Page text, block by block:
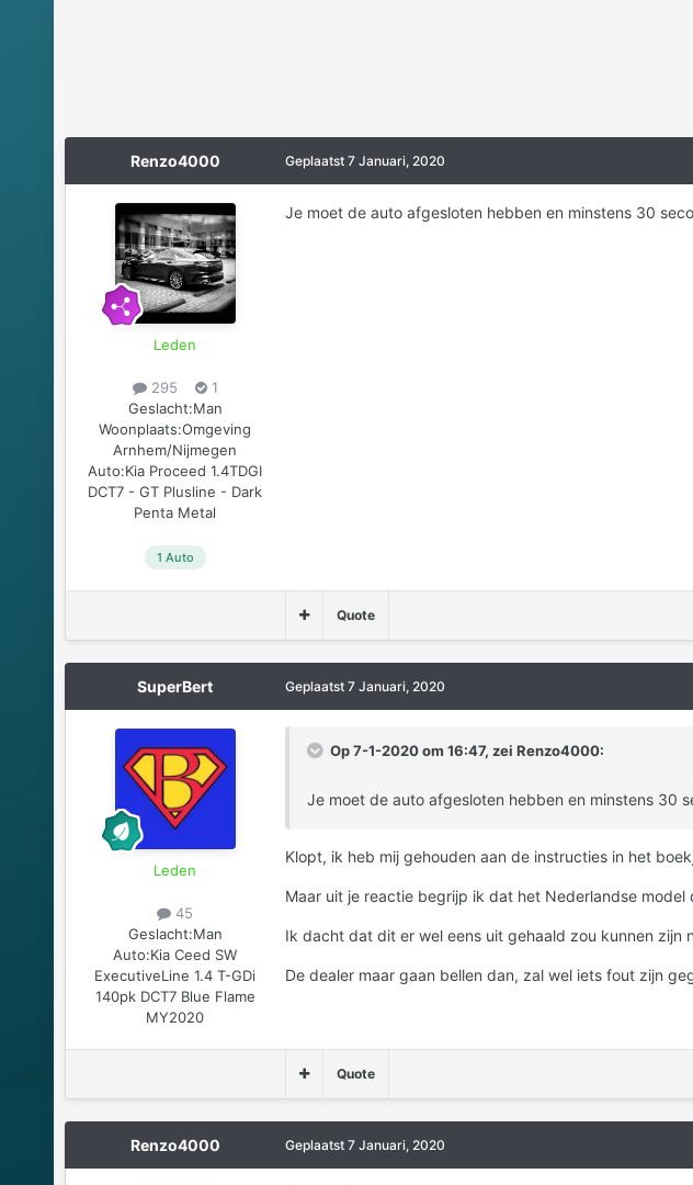
Renzo4000
Leden
295
1
Geslacht:Man
Woonplaats:Omgeving
Arnhem/Nijmegen
Auto:Kia Proceed 1.4TDGI
DCT7 - GT Plusline - Dark
Penta Metal
1 Auto
Geplaatst 7 Januari, 2020
Je moet de auto afgesloten hebben en minstens 30
Quote
SuperBert
Leden
45
Geslacht:Man
Auto:Kia Ceed SW
ExecutiveLine 1.4 T-GDi
140pk DCT7 Blue Flame
MY2020
Geplaatst 7 Januari, 2020
Op 7-1-2020 om 16:47, zei Renzo4000:
Je moet de auto afgesloten hebben en minstens 30
Klopt, ik heb mij gehouden aan de instructies in het
Maar uit je reactie begrijp ik dat het Nederlandse
Ik dacht dat dit er wel eens uit gehaald zou kunnen zijn
De dealer maar gaan bellen dan, zal wel iets fout zijn
Quote
Renzo4000 Geplaatst 7 Januari, 2020